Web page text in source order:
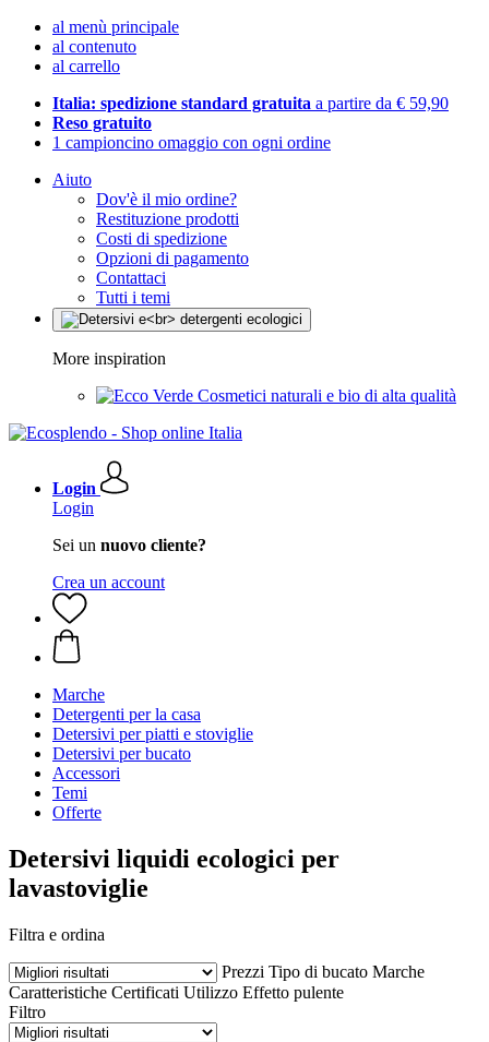
al menù principale
al contenuto
al carrello
Italia: spedizione standard gratuita a partire da € 59,90
Reso gratuito
1 campioncino omaggio con ogni ordine
Aiuto
Dov'è il mio ordine?
Restituzione prodotti
Costi di spedizione
Opzioni di pagamento
Contattaci
Tutti i temi
More inspiration
Cosmetici naturali e bio di alta qualità
Login
Login
Sei un nuovo cliente?
Crea un account
Marche
Detergenti per la casa
Detersivi per piatti e stoviglie
Detersivi per bucato
Accessori
Temi
Offerte
Detersivi liquidi ecologici per
lavastoviglie
Filtra e ordina
Prezzi Tipo di bucato Marche
Caratteristiche Certificati Utilizzo Effetto pulente
Filtro